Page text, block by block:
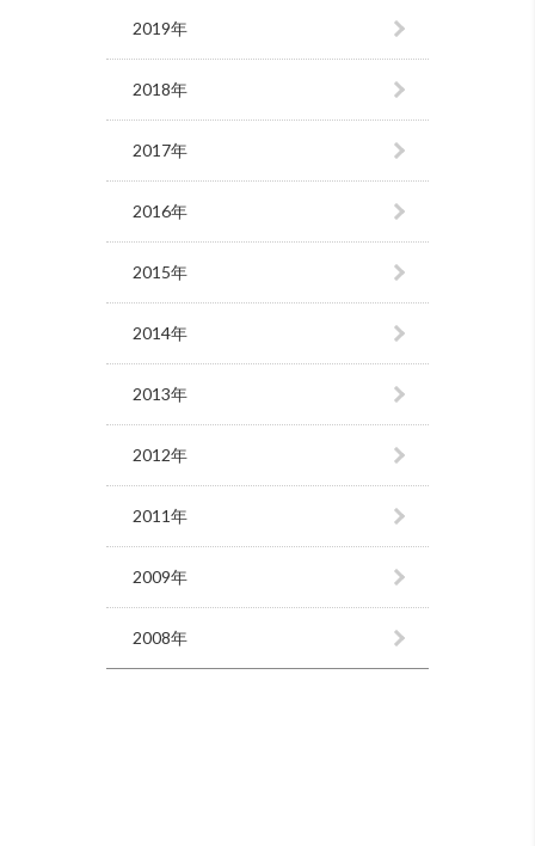
2019年
2018年
2017年
2016年
2015年
2014年
2013年
2012年
2011年
2009年
2008年